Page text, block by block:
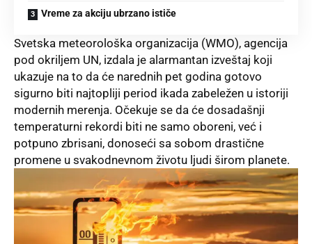
Vreme za akciju ubrzano ističe
Svetska meteorološka organizacija (WMO), agencija
pod okriljem UN, izdala je alarmantan izveštaj koji
ukazuje na to da će narednih pet godina gotovo
sigurno biti najtopliji period ikada zabeležen u istoriji
modernih merenja. Očekuje se da će dosadašnji
temperaturni rekordi biti ne samo oboreni, već i
potpuno zbrisani, donoseći sa sobom drastične
promene u svakodnevnom životu ljudi širom planete.